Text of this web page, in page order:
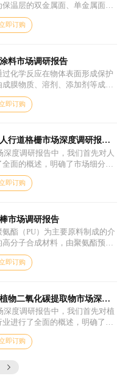
温层的双金属面、单金属面或
即订购
料市场调研报告
化学反应在物体表面形成保护
膜物质、溶剂、添加剂等成分
的主要成分，它在施工后通过
、交联反应等）形成连续的、
提高附着力、耐候性、耐腐蚀
即订购
行道格栅市场深度调研报
前景分析
深度调研报告中，我们首先对人
面的概述，明确了市场细分与
产品的定义与特点进行深入分
用场景及其客群洞察。
即订购
市场调研报告
酯（PU）为主要原料制成的介
分子合成材料，由聚氨酯预聚
多元醇、助剂等组成，其中，
定了聚氨酯棒的基本性能，扩
色剂、抗氧剂、光稳定剂、阻
加工性能、物理性能和化学性
即订购
物二氧化碳提取物市场深度
与投资前景分析
深度调研报告中，我们首先对植
进行了全面的概述，明确了市
通过对细分产品的定义与特点进
了关键应用场景及其客群洞
即订购